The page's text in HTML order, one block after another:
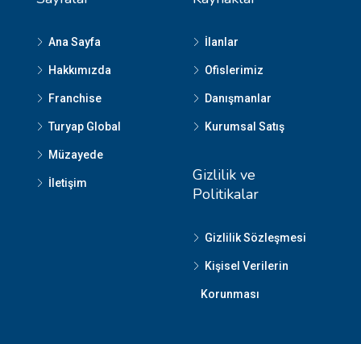
Ana Sayfa
Hakkımızda
Franchise
Turyap Global
Müzayede
İletişim
İlanlar
Ofislerimiz
Danışmanlar
Kurumsal Satış
Gizlilik ve
Politikalar
Gizlilik Sözleşmesi
Kişisel Verilerin
Korunması